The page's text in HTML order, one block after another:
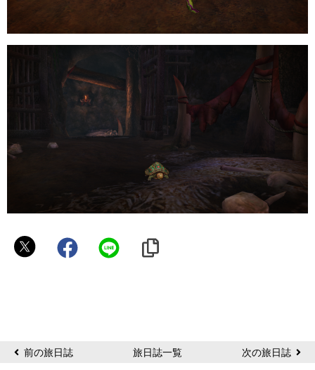
Luo
前の旅日誌 旅日誌一覧 次の旅日誌